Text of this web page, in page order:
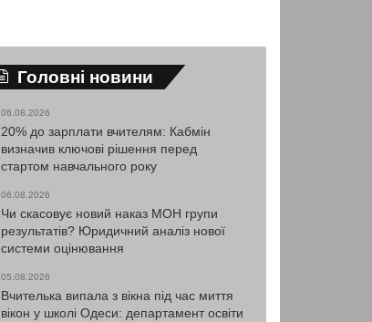
Головні новини
06.08.2026
20% до зарплати вчителям: Кабмін
визначив ключові рішення перед
стартом навчального року
06.08.2026
Чи скасовує новий наказ МОН групи
результатів? Юридичний аналіз нової
системи оцінювання
05.08.2026
Вчителька випала з вікна під час миття
вікон у школі Одеси: департамент освіти